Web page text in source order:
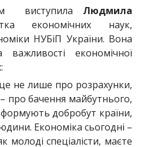
виступила Людмила
економічних наук,
НУБіП України. Вона
економічної
не лише про розрахунки,
про бачення майбутнього,
добробут країни,
Економіка сьогодні –
молоді спеціалісти, маєте